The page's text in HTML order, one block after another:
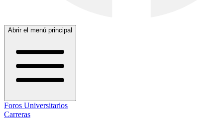
Abrir el menú principal
Foros Universitarios
Carreras